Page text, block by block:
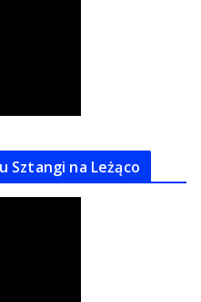
Sztangi na Leżąco